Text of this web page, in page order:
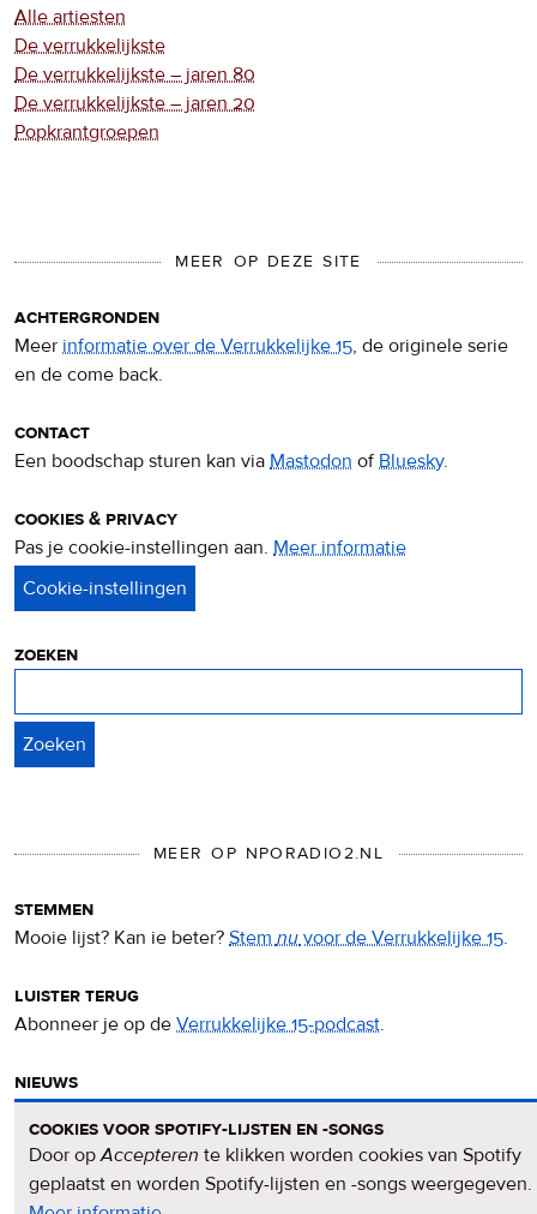
Alle artiesten
De verrukkelijkste
De verrukkelijkste – jaren 80
De verrukkelijkste – jaren 20
Popkrantgroepen
MEER OP DEZE SITE
achtergronden
Meer informatie over de Verrukkelijke 15, de originele serie
en de come back.
contact
Een boodschap sturen kan via Mastodon ofBluesky.
cookies & privacy
Pas je cookie-instellingen aan. Meer informatie
zoeken
MEER OP NPORADIO2.NL
stemmen
Mooie lijst? Kan ie beter? Stemnuvoor de Verrukkelijke 15.
luister terug
Abonneer je op de Verrukkelijke 15-podcast.
nieuws
nieuwsbrief
Meld je aan voor deVerrukkelijke 15-nieuwsbrief.
cookies voor spotify-lijsten en -songs
Door opAccepteren te klikken worden cookies van Spotify
geplaatst en worden Spotify-lijsten en -songs weergegeven.